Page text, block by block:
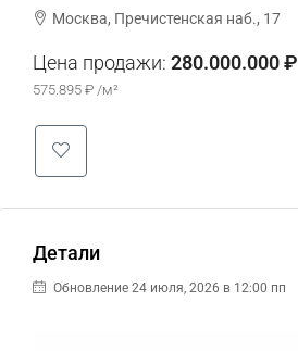
Москва, Пречистенская наб., 17
Цена продажи: 280.000.000 ₽
575.895 ₽ /м²
Детали
Обновление 24 июля, 2026 в 12:00 пп